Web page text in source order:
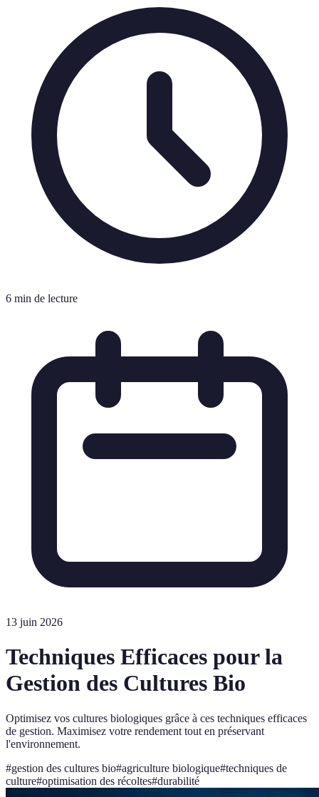
6 min de lecture
13 juin 2026
Techniques Efficaces pour la
Gestion des Cultures Bio
Optimisez vos cultures biologiques grâce à ces techniques efficaces
de gestion. Maximisez votre rendement tout en préservant
l'environnement.
#gestion des cultures bio#agriculture biologique#techniques de
culture#optimisation des récoltes#durabilité